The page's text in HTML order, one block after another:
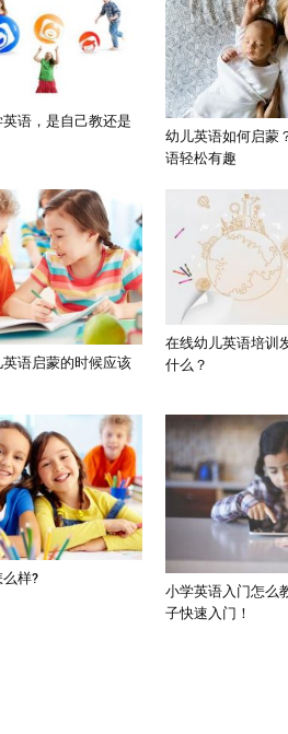
语，是自己教还是
幼儿英语如何启蒙
语轻松有趣
语启蒙的时候应该
在线幼儿英语培训
什么？
样?
小学英语入门怎么
子快速入门！